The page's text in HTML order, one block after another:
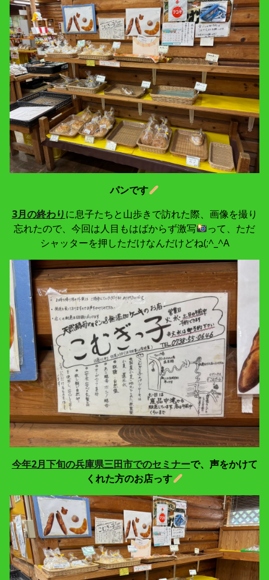
パンです
3月の終わりに息子たちと山歩きで訪れた際、画像を撮り
忘れたので、今回は人目もはばからず激写
って、ただ
シャッターを押しただけなんだけどね(;^_^A
今年2月下旬の兵庫県三田市でのセミナーで、声をかけて
くれた方のお店っす